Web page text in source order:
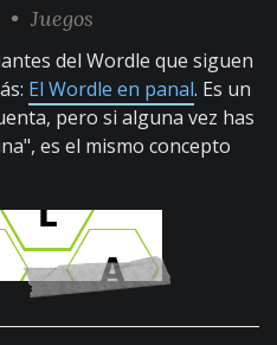
• Juegos
del Wordle que siguen
El Wordle en panal. Es un
pero si alguna vez has
es el mismo concepto